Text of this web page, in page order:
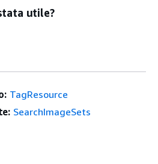
utile?
TagResource
SearchImageSets